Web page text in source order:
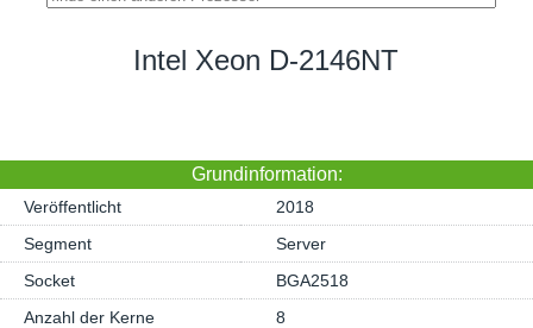
Intel Xeon D-2146NT
Grundinformation:
Veröffentlicht
2018
Segment
Server
Socket
BGA2518
Anzahl der Kerne
8